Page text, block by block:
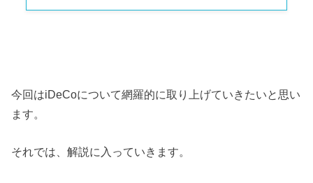
今回はiDeCoについて網羅的に取り上げていきたいと思い
ます。
それでは、解説に入っていきます。